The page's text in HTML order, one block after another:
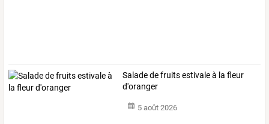
Salade de fruits estivale à la fleur
d'oranger
5 août 2026